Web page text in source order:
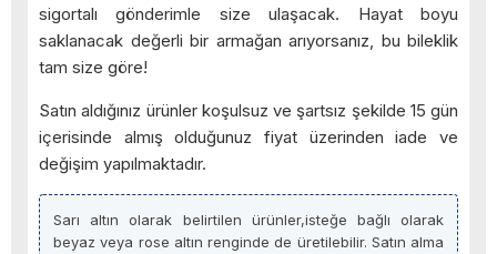
sigortalı gönderimle size ulaşacak. Hayat boyu
saklanacak değerli bir armağan arıyorsanız, bu bileklik
tam size göre!
Satın aldığınız ürünler koşulsuz ve şartsız şekilde 15 gün
içerisinde almış olduğunuz fiyat üzerinden iade ve
değişim yapılmaktadır.
Sarı altın olarak belirtilen ürünler,isteğe bağlı olarak
beyaz veya rose altın renginde de üretilebilir. Satın alma